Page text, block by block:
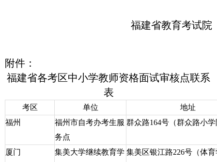
福建省教育考试院
附件：
福建省各考区中小学教师资格面试审核点联系
表
考区 单位
地址
福州
福州市自考办考生服
务点
群众路164号（群众路小
厦门
集美大学继续教育学 集美区银江路226号（体